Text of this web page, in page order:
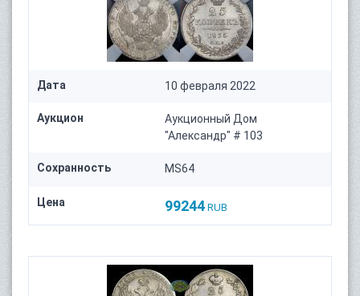
Дата 10 февраля 2022
Аукцион
Аукционный Дом
"Александр" # 103
Сохранность MS64
Цена 99244 RUB